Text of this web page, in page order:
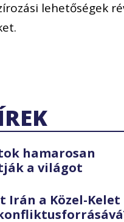
lehetőségek
hamarosan
a világot
Irán a Közel-